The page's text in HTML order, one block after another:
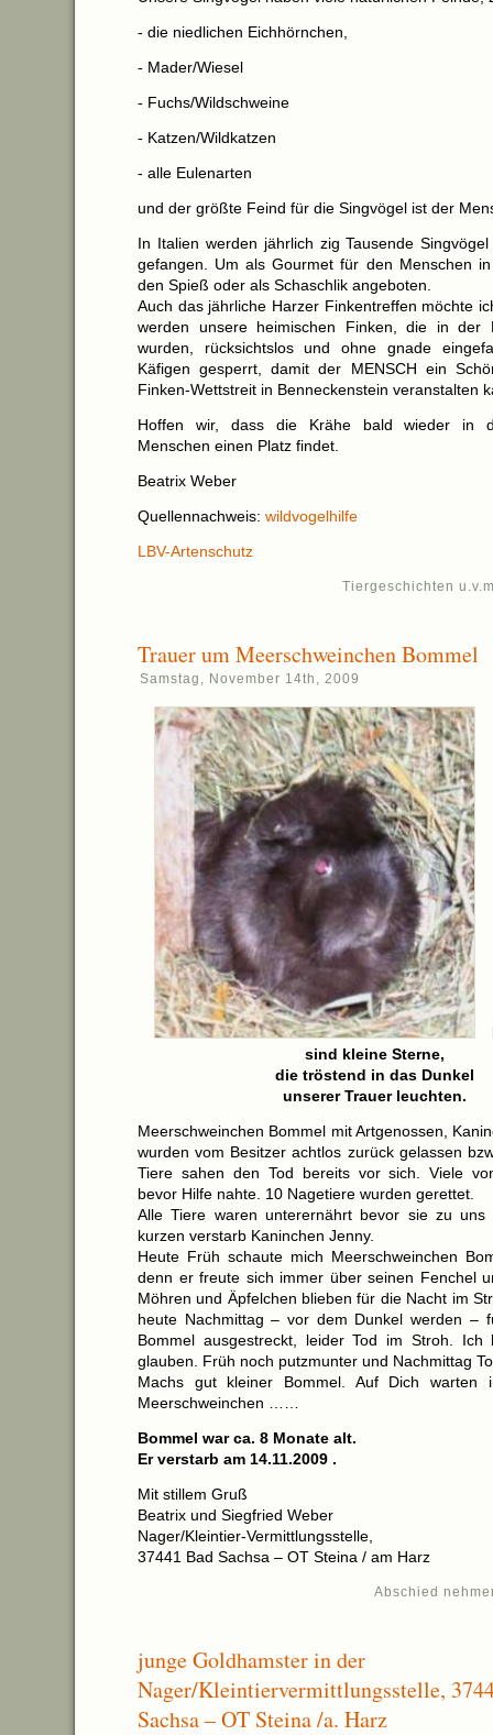
- die niedlichen Eichhörnchen,
- Mader/Wiesel
- Fuchs/Wildschweine
- Katzen/Wildkatzen
- alle Eulenarten
und der größte Feind für die Singvögel ist der
In Italien werden jährlich zig Tausende
gefangen. Um als Gourmet für den Menschen
den Spieß oder als Schaschlik angeboten.
Auch das jährliche Harzer Finkentreffen möchte
werden unsere heimischen Finken, die in der
wurden, rücksichtslos und ohne gnade
Käfigen gesperrt, damit der MENSCH ein
Finken-Wettstreit in Benneckenstein veranstalten
Hoffen wir, dass die Krähe bald wieder in
Menschen einen Platz findet.
Beatrix Weber
Quellennachweis: wildvogelhilfe
LBV-Artenschutz
Tiergeschichten
Trauer um Meerschweinchen Bommel
Samstag, November 14th, 2009
sind kleine Sterne,
die tröstend in das Dunkel
unserer Trauer leuchten.
Meerschweinchen Bommel mit Artgenossen,
wurden vom Besitzer achtlos zurück gelassen
Tiere sahen den Tod bereits vor sich. Viele
bevor Hilfe nahte. 10 Nagetiere wurden gerettet.
Alle Tiere waren unterernährt bevor sie zu uns
kurzen verstarb Kaninchen Jenny.
Heute Früh schaute mich Meerschweinchen
denn er freute sich immer über seinen Fenchel
Möhren und Äpfelchen blieben für die Nacht im
heute Nachmittag – vor dem Dunkel werden –
Bommel ausgestreckt, leider Tod im Stroh. Ich
glauben. Früh noch putzmunter und Nachmittag
Machs gut kleiner Bommel. Auf Dich warten
Meerschweinchen ……
Bommel war ca. 8 Monate alt.
Er verstarb am 14.11.2009 .
Mit stillem Gruß
Beatrix und Siegfried Weber
Nager/Kleintier-Vermittlungsstelle,
37441 Bad Sachsa – OT Steina / am Harz
Abschied
junge Goldhamster in der
Nager/Kleintiervermittlungsstelle,
Sachsa – OT Steina /a. Harz